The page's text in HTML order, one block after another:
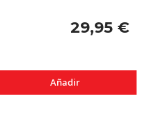
29,95 €
Añadir